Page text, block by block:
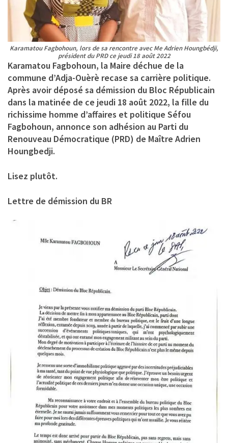
Karamatou Fagbohoun, lors de sa rencontre avec Me Adrien Houngbédji,
président du PRD ce jeudi 18 août 2022
Karamatou Fagbohoun, la Maire déchue de la
commune d’Adja-Ouèrè recase sa carrière politique.
Après avoir déposé sa démission du Bloc Républicain
dans la matinée de ce jeudi 18 août 2022, la fille du
richissime homme d’affaires et politique Séfou
Fagbohoun, annonce son adhésion au Parti du
Renouveau Démocratique (PRD) de Maître Adrien
Houngbedji.
Lisez plutôt.
Lettre de démission du BR